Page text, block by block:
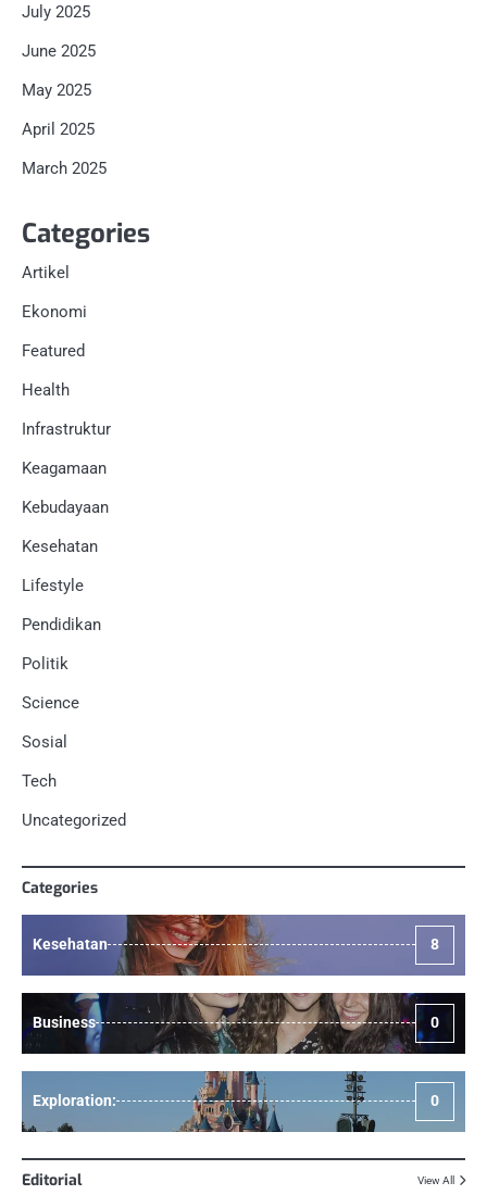
July 2025
June 2025
May 2025
April 2025
March 2025
Categories
Artikel
Ekonomi
Featured
Health
Infrastruktur
Keagamaan
Kebudayaan
Kesehatan
Lifestyle
Pendidikan
Politik
Science
Sosial
Tech
Uncategorized
Categories
Kesehatan 8
Business 0
Exploration: 0
Editorial View All